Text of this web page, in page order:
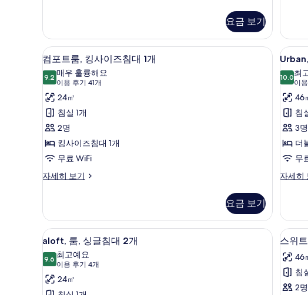
두
보
기
침
대
2
개
자
히
보
기
요금 보기
진
모
두
보
기
이
즈
침
1
자
세
히
보
기
컴
포
트
룸,
킹
사
이
즈
침
개
사
진
모
두
저자극성 침구, 미니바, 객실 내 금고, 책상
5
컴포트룸, 킹사이즈침대 1개
9.29.2점 만점 중 10점
매우 훌륭해요
이용 후기 41개
(이
용
후
기
41
개)
24㎡
침실 1개
2명
킹사이즈침대 1개
무료 WiFi
자세히 보기
컴
킹
사
이
침
개
요금 보기
Urban,
스
튜
디
오,
더
블
침
대
사
진
모
두
보
6
10.010.0점
최
이
(이
용
후
기
4
개)
46
침
3명
더
무
자세히
Urban,
오,
더
블
대
2
개
자
aloft,
룸,
싱
글
aloft, 룸, 싱글침대 2개 | 저자극성 침구, 미니
5
aloft, 룸, 싱글침대 2개
9.69.6점 만점 중 10점
최고예요
이용 후기 4개
(이
용
후
24㎡
스
위
트,
침
6
스위
46
침
2명